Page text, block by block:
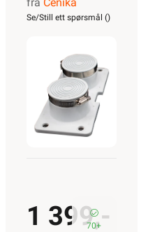
Multiflens
Se/Still ett spørsmål ()
1 399,-
70+